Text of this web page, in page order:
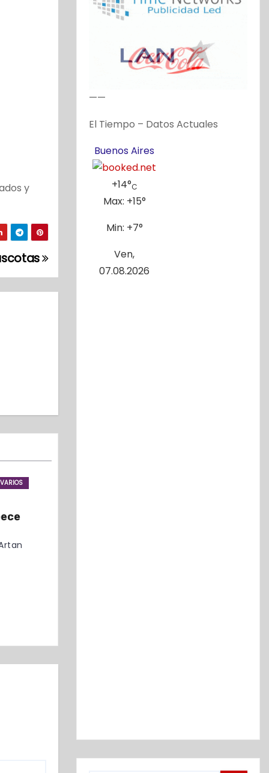
y
VARIOS
——
El Tiempo – Datos Actuales
Buenos Aires
+14°C
Max: +15°
Min: +7°
Ven,
07.08.2026